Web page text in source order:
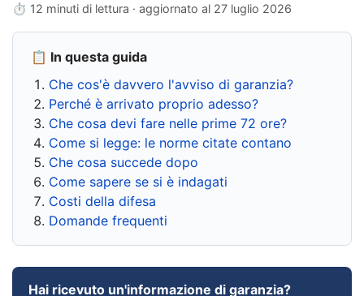
⏱ 12 minuti di lettura · aggiornato al 27 luglio 2026
📋 In questa guida
Che cos'è davvero l'avviso di garanzia?
Perché è arrivato proprio adesso?
Che cosa devi fare nelle prime 72 ore?
Come si legge: le norme citate contano
Che cosa succede dopo
Come sapere se si è indagati
Costi della difesa
Domande frequenti
Hai ricevuto un'informazione di garanzia?